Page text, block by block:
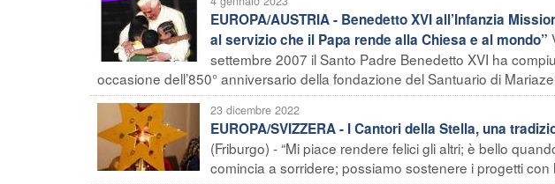
EUROPA/AUSTRIA - Benedetto XVI all’Infanzia
al servizio che il Papa rende alla Chiesa e al mondo”
settembre 2007 il Santo Padre Benedetto XVI ha
occasione dell’850° anniversario della fondazione del Santuario di
23 dicembre 2022
EUROPA/SVIZZERA - I Cantori della Stella, una
(Friburgo) - “Mi piace rendere felici gli altri; è bello
comincia a sorridere; possiamo sostenere i progetti con